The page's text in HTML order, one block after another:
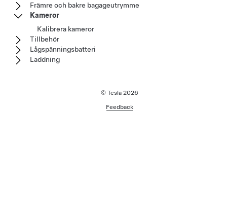
Främre och bakre bagageutrymme
Kameror
Kalibrera kameror
Tillbehör
Lågspänningsbatteri
Laddning
© Tesla 2026
Feedback